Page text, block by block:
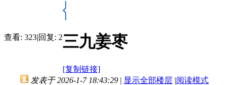
查看: 323|回复: 2三九姜枣
[复制链接]
发表于 2026-1-7 18:43:29 | 显示全部楼层 |阅读模式